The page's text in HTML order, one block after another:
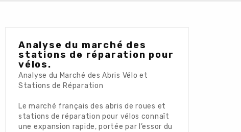
Analyse du marché des
stations de réparation pour
vélos.
Analyse du Marché des Abris Vélo et
Stations de Réparation
Le marché français des abris de roues et
stations de réparation pour vélos connaît
une expansion rapide, portée par l’essor du